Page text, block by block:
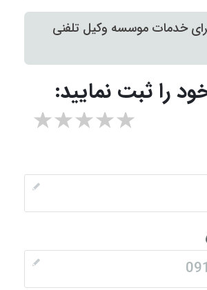
خدمات موسسه وکیل تلفنی
را ثبت نمایید:
5 stars
4 stars
3 stars
2 stars